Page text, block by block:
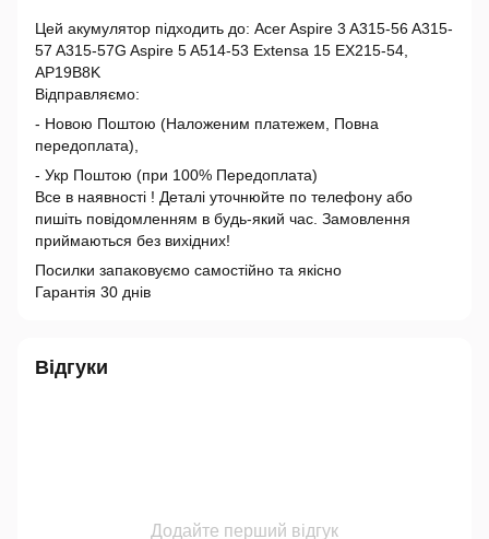
Цей акумулятор підходить до: Acer Aspire 3 A315-56 A315-
57 A315-57G Aspire 5 A514-53 Extensa 15 EX215-54,
AP19B8K
Відправляємо:
- Новою Поштою (Наложеним платежем, Повна
передоплата),
- Укр Поштою (при 100% Передоплата)
Все в наявності ! Деталі уточнюйте по телефону або
пишіть повідомленням в будь-який час. Замовлення
приймаються без вихідних!
Посилки запаковуємо самостійно та якісно
Гарантія 30 днів
Відгуки
Додайте перший відгук